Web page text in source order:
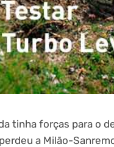
tinha forças para o
a Milão-